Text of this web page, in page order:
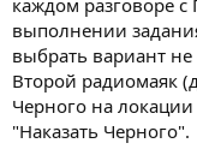
выполнении
выбрать вариант
Второй радиомаяк
Черного на
"Наказать Черного".